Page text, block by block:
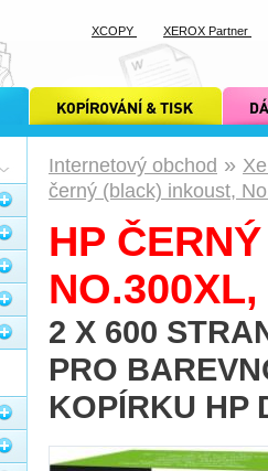
Internetový obchod »
černý (black) inkoust,
HP
2 X 600
PRO
KOPÍRKU HP
kopírování a tisk xcopy dárkové
XCOPY XEROX Partner